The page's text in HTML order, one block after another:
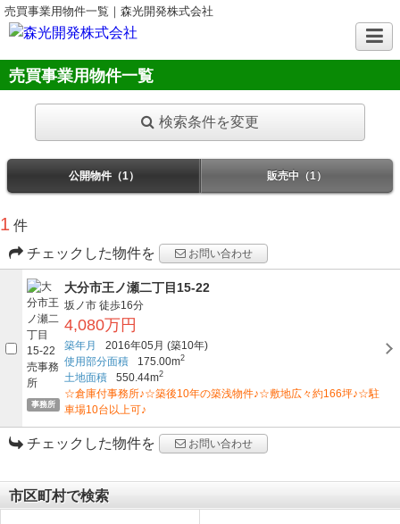
売買事業用物件一覧｜森光開発株式会社
売買事業用物件一覧
検索条件を変更
公開物件（1） 販売中（1）
1 件
チェックした物件を
お問い合わせ
事務所
大分市王ノ瀬二丁目15-22
坂ノ市 徒歩16分
4,080万円
築年月 2016年05月 (築10年)
使用部分面積
175.00m2
土地面積 550.44m2
☆倉庫付事務所♪☆築後10年の築浅物件♪☆敷地広々約166坪♪☆駐
車場10台以上可♪
チェックした物件を お問い合わせ
市区町村で検索